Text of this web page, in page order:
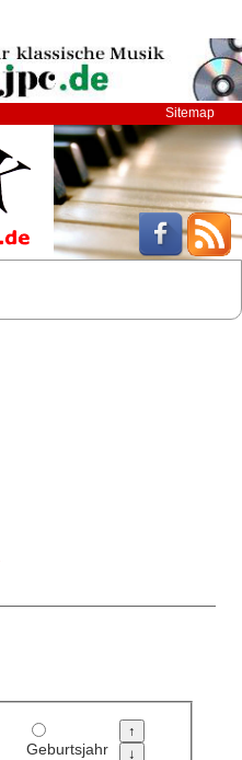
Sitemap
Geburtsjahr